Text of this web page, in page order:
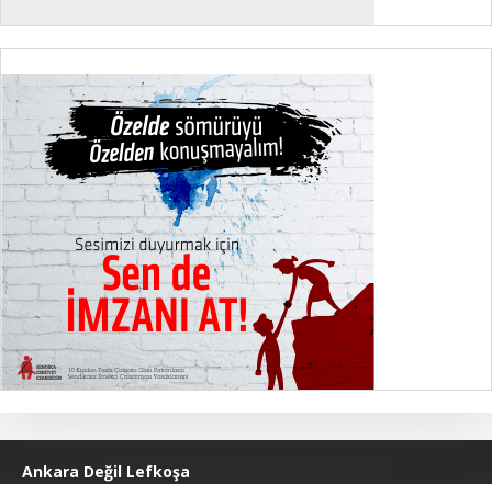
Ankara Değil Lefkoşa